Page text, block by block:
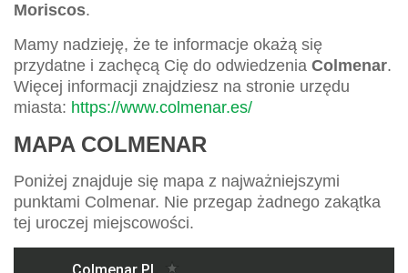
Moriscos.
Mamy nadzieję, że te informacje okażą się
przydatne i zachęcą Cię do odwiedzenia Colmenar.
Więcej informacji znajdziesz na stronie urzędu
miasta: https://www.colmenar.es/
MAPA COLMENAR
Poniżej znajduje się mapa z najważniejszymi
punktami Colmenar. Nie przegap żadnego zakątka
tej uroczej miejscowości.